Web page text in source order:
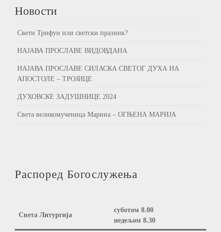
Новости
Свети Трифун или светски празник?
НАЈАВА ПРОСЛАВЕ ВИДОВДАНА
НАЈАВА ПРОСЛАВЕ СИЛАСКА СВЕТОГ ДУХА НА
АПОСТОЛЕ – ТРОЈИЦЕ
ДУХОВСКЕ ЗАДУШНИЦЕ 2024
Света великомученица Марина – ОГЊЕНА МАРИЈА
Распоред Богослужења
Света Литургија
суботом 8.00
недељом 8.30